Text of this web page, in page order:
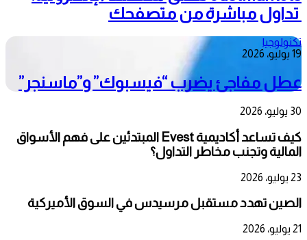
تداول مباشرة من متصفحك
تكنولوجيا
19 يوليو، 2026
عطل مفاجئ يضرب “فيسبوك” و”ماسنجر”
30 يوليو، 2026
كيف تساعد أكاديمية Evest المبتدئين على فهم الأسواق
المالية وتجنب مخاطر التداول؟
23 يوليو، 2026
الصين تهدد مستقبل مرسيدس في السوق الأميركية
21 يوليو، 2026